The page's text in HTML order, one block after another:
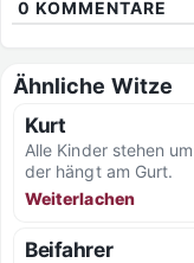
0 KOMMENTARE
Ähnliche Witze
Kurt
Alle Kinder stehen
der hängt am Gurt.
Weiterlachen
Beifahrer